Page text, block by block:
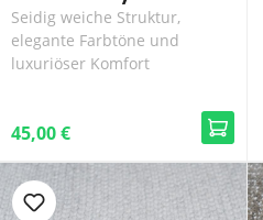
Seidig weiche Struktur,
elegante Farbtöne und
luxuriöser Komfort
45,00 €